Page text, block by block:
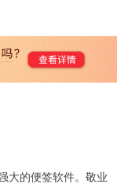
大的便签软件。敬业